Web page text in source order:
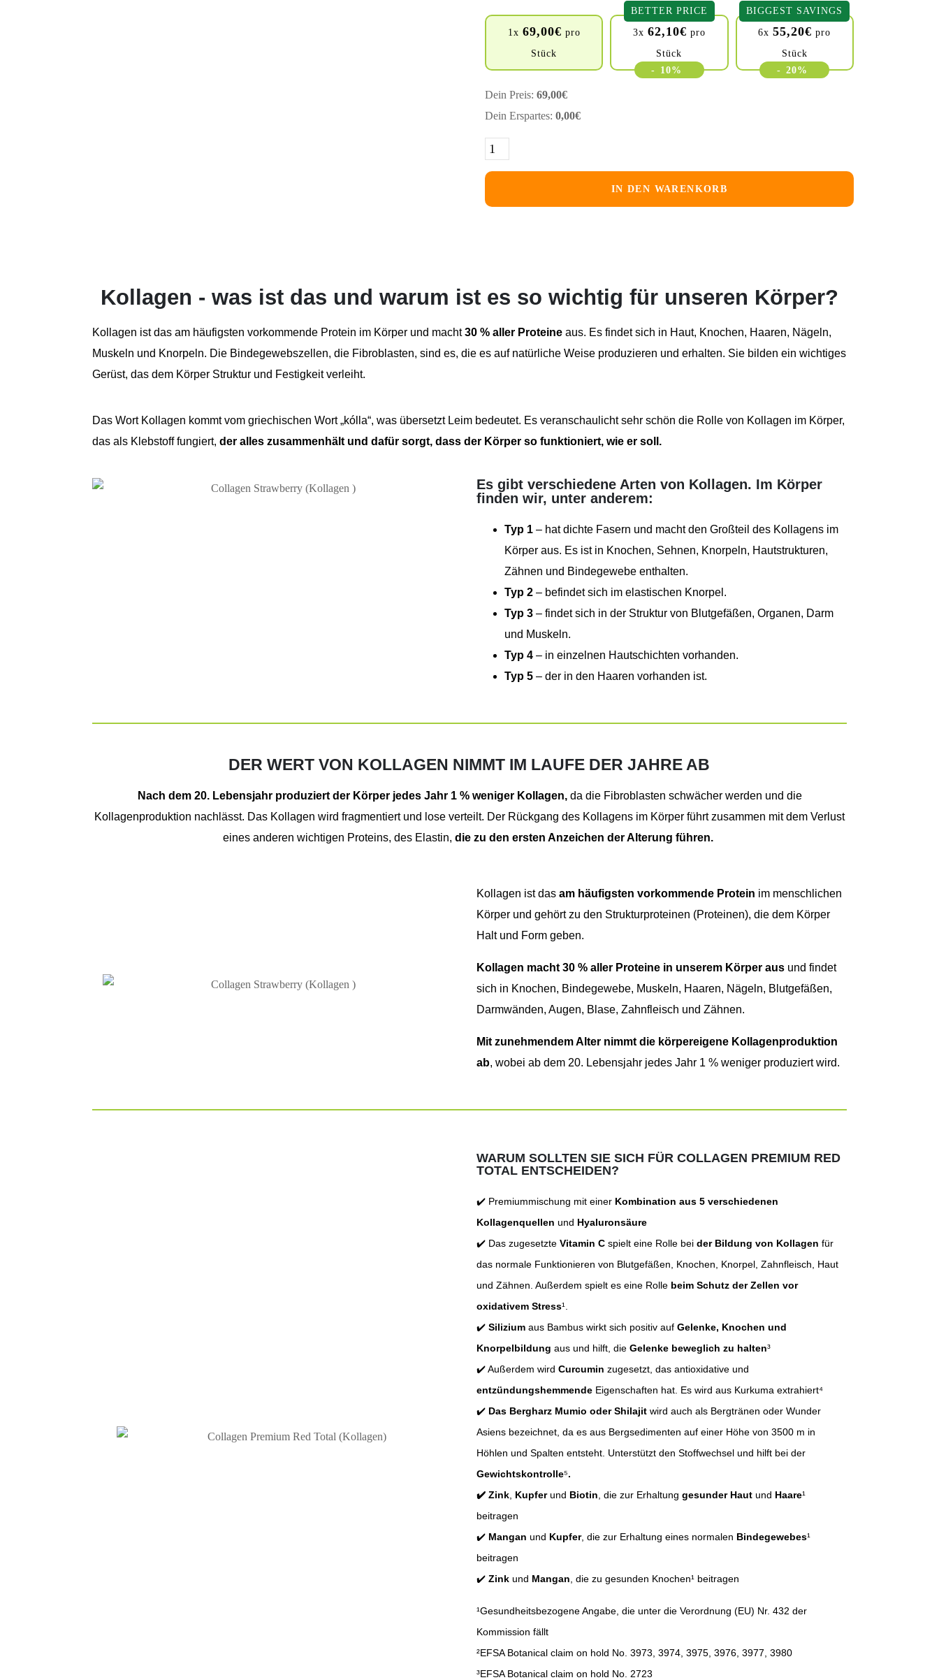
1x 69,00€ pro
Stück
3x 62,10€ pro
Stück
- 10%
BETTER PRICE
6x 55,20€ pro
Stück
- 20%
BIGGEST SAVINGS
Dein Preis: 69,00€
Dein Erspartes: 0,00€
IN DEN WARENKORB
Kollagen - was ist das und warum ist es so wichtig für unseren Körper?
Kollagen ist das am häufigsten vorkommende Protein im Körper und macht30 % aller Proteine aus. Es findet sich in Haut, Knochen, Haaren, Nägeln,
Muskeln und Knorpeln. Die Bindegewebszellen, die Fibroblasten, sind es, die es auf natürliche Weise produzieren und erhalten. Sie bilden ein wichtiges
Gerüst, das dem Körper Struktur und Festigkeit verleiht.
Das Wort Kollagen kommt vom griechischen Wort „kólla“, was übersetzt Leim bedeutet. Es veranschaulicht sehr schön die Rolle von Kollagen im Körper,
das als Klebstoff fungiert, der alles zusammenhält und dafür sorgt, dass der Körper so funktioniert, wie er soll.
Es gibt verschiedene Arten von Kollagen. Im Körper
finden wir, unter anderem:
Typ 1 – hat dichte Fasern und macht den Großteil des Kollagens im
Körper aus. Es ist in Knochen, Sehnen, Knorpeln, Hautstrukturen,
Zähnen und Bindegewebe enthalten.
Typ 2 – befindet sich im elastischen Knorpel.
Typ 3 – findet sich in der Struktur von Blutgefäßen, Organen, Darm
und Muskeln.
Typ 4 – in einzelnen Hautschichten vorhanden.
Typ 5 – der in den Haaren vorhanden ist.
DER WERT VON KOLLAGEN NIMMT IM LAUFE DER JAHRE AB
Nach dem 20. Lebensjahr produziert der Körper jedes Jahr 1 % weniger Kollagen,da die Fibroblasten schwächer werden und die
Kollagenproduktion nachlässt. Das Kollagen wird fragmentiert und lose verteilt. Der Rückgang des Kollagens im Körper führt zusammen mit dem Verlust
eines anderen wichtigen Proteins, des Elastin, die zu den ersten Anzeichen der Alterung führen.
Kollagen ist das am häufigsten vorkommende Protein im menschlichen
Körper und gehört zu den Strukturproteinen (Proteinen), die dem Körper
Halt und Form geben.
Kollagen macht 30 % aller Proteine in unserem Körper aus und findet
sich in Knochen, Bindegewebe, Muskeln, Haaren, Nägeln, Blutgefäßen,
Darmwänden, Augen, Blase, Zahnfleisch und Zähnen.
Mit zunehmendem Alter nimmt die körpereigene Kollagenproduktion
ab, wobei ab dem 20. Lebensjahr jedes Jahr 1 % weniger produziert wird.
WARUM SOLLTEN SIE SICH FÜR COLLAGEN PREMIUM RED
TOTAL ENTSCHEIDEN?
✔️ Premiummischung mit einer Kombination aus 5 verschiedenen
Kollagenquellen und Hyaluronsäure
✔️ Das zugesetzte Vitamin C spielt eine Rolle bei der Bildung von Kollagen für
das normale Funktionieren von Blutgefäßen, Knochen, Knorpel, Zahnfleisch, Haut
und Zähnen. Außerdem spielt es eine Rolle beim Schutz der Zellen vor
oxidativem Stress¹.
✔️ Silizium aus Bambus wirkt sich positiv auf Gelenke, Knochen und
Knorpelbildung aus und hilft, die Gelenke beweglich zu halten³
✔️ Außerdem wird Curcumin zugesetzt, das antioxidative und
entzündungshemmende Eigenschaften hat. Es wird aus Kurkuma extrahiert⁴
✔️ Das Bergharz Mumio oder Shilajit wird auch als Bergtränen oder Wunder
Asiens bezeichnet, da es aus Bergsedimenten auf einer Höhe von 3500 m in
Höhlen und Spalten entsteht. Unterstützt den Stoffwechsel und hilft bei der
Gewichtskontrolle⁵.
✔️ Zink, Kupferund Biotin, die zur Erhaltung gesunder Haut und Haare¹
beitragen
✔️ Mangan und Kupfer, die zur Erhaltung eines normalen Bindegewebes¹
beitragen
✔️ Zink und Mangan, die zu gesunden Knochen¹ beitragen
¹Gesundheitsbezogene Angabe, die unter die Verordnung (EU) Nr. 432 der
Kommission fällt
²EFSA Botanical claim on hold No. 3973, 3974, 3975, 3976, 3977, 3980
³EFSA Botanical claim on hold No. 2723